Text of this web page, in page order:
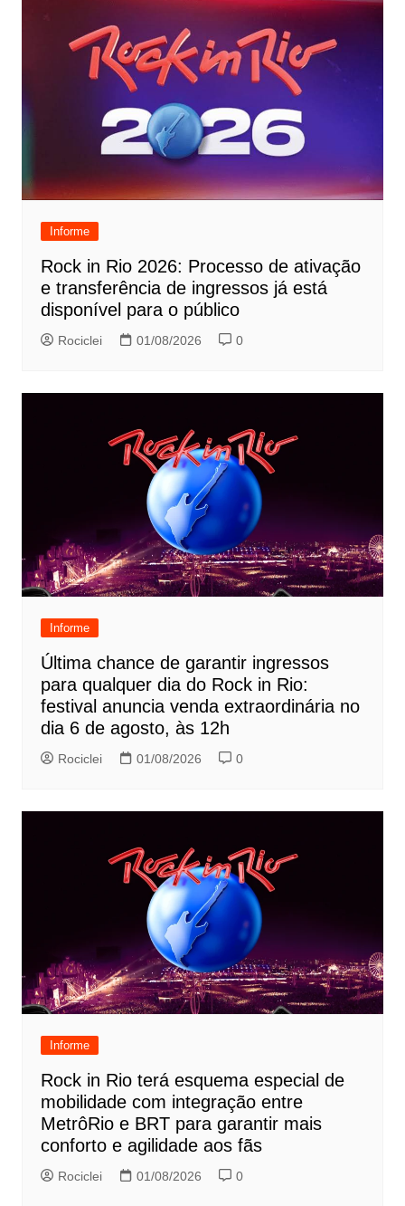
Informe
Rock in Rio 2026: Processo de ativação
e transferência de ingressos já está
disponível para o público
Rociclei 01/08/2026 0
Informe
Última chance de garantir ingressos
para qualquer dia do Rock in Rio:
festival anuncia venda extraordinária no
dia 6 de agosto, às 12h
Rociclei 01/08/2026 0
Informe
Rock in Rio terá esquema especial de
mobilidade com integração entre
MetrôRio e BRT para garantir mais
conforto e agilidade aos fãs
Rociclei 01/08/2026 0